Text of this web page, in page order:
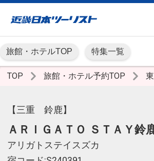
旅館・ホテルTOP 特集一覧
TOP 旅館・ホテル予約TOP
【三重 鈴鹿】
ＡＲＩＧＡＴＯ ＳＴＡＹ鈴
アリガトステイスズカ